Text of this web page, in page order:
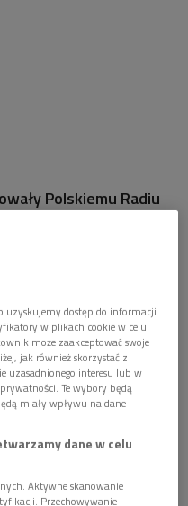
Polskiemu Radiu
obiektywne,
ich
oraz rozwój
w sferze
dostęp do informacji
w plikach cookie w celu
może zaakceptować swoje
jak również skorzystać z
uzasadnionego interesu lub w
Te wybory będą
miały wpływu na dane
dane w celu
Aktywne skanowanie
Przechowywanie